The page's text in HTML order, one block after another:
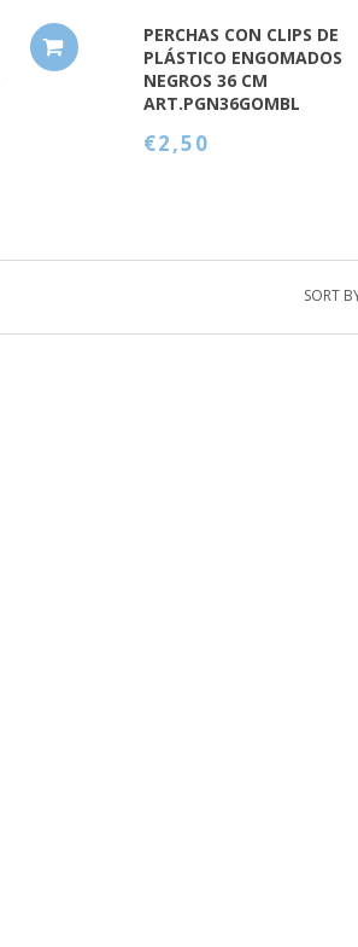
PERCHAS CON CLIPS DE
PLÁSTICO ENGOMADOS
NEGROS 36 CM
ART.PGN36GOMBL
€2,50
SORT